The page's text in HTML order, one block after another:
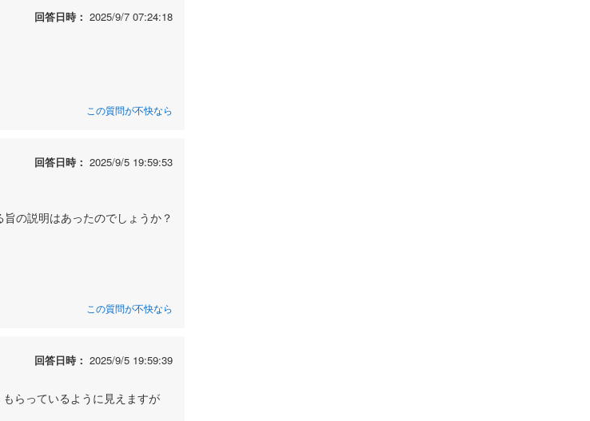
回答日時： 2025/9/7 07:24:18
この質問が不快なら
回答日時： 2025/9/5 19:59:53
の説明はあったのでしょうか？
この質問が不快なら
回答日時： 2025/9/5 19:59:39
らっているように見えますが